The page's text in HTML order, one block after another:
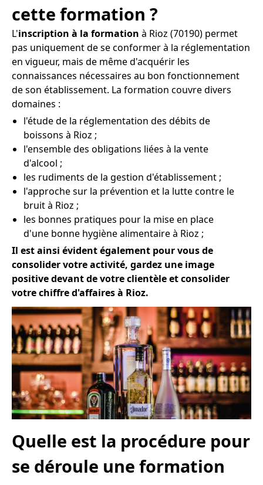
cette formation ?
L'inscription à la formation à Rioz (70190) permet
pas uniquement de se conformer à la réglementation
en vigueur, mais de même d'acquérir les
connaissances nécessaires au bon fonctionnement
de son établissement. La formation couvre divers
domaines :
l'étude de la réglementation des débits de
boissons à Rioz ;
l'ensemble des obligations liées à la vente
d'alcool ;
les rudiments de la gestion d'établissement ;
l'approche sur la prévention et la lutte contre le
bruit à Rioz ;
les bonnes pratiques pour la mise en place
d'une bonne hygiène alimentaire à Rioz ;
Il est ainsi évident également pour vous de
consolider votre activité, gardez une image
positive devant de votre clientèle et consolider
votre chiffre d'affaires à Rioz.
Quelle est la procédure pour
se déroule une formation